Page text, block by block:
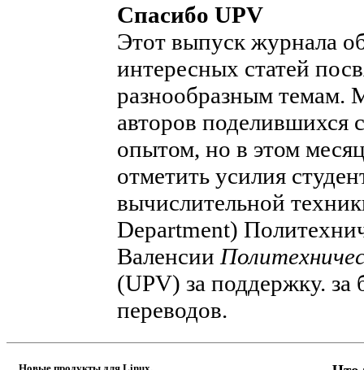
Спасибо UPV
Этот выпуск журнала
интересных статей
разнообразным темам.
авторов поделившихся
опытом, но в этом
отметить усилия
вычислительной
Department)
Валенсии
(UPV) за поддержку. за
переводов.